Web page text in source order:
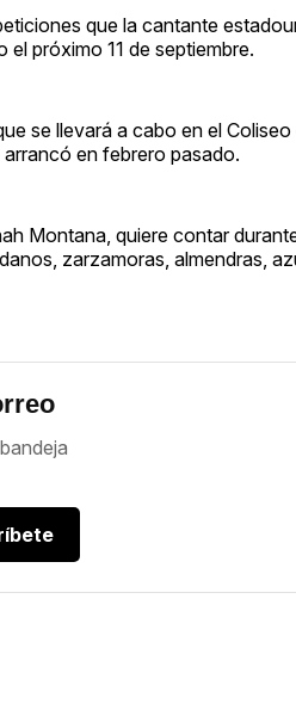
que la cantante
próximo 11 de septiembre.
se llevará a cabo en el
en febrero pasado.
Montana, quiere contar
zarzamoras, almendras,